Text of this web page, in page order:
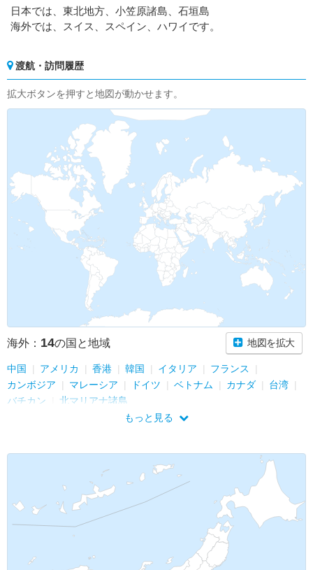
日本では、東北地方、小笠原諸島、石垣島
海外では、スイス、スペイン、ハワイです。
渡航・訪問履歴
拡大ボタンを押すと地図が動かせます。
海外： 14の国と地域 地図を拡大
中国 アメリカ 香港 韓国 イタリア
フランス
カンボジア
マレーシア ドイツ ベトナム カナダ
台湾
バチカン
北マリアナ諸島
もっと見る